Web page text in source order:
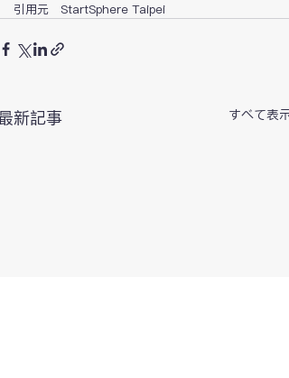
引用元　StartSphere Taipei
新記事 すべて表示